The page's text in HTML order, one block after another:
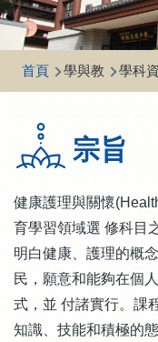
導
航
連
結
首頁 學與教 學科
宗旨
健康護理與關懷
育學習領域選 修科目
明白健康、護理的概
民，願意和能夠在個
式，並 付諸實行。課
知識、技能和積極的